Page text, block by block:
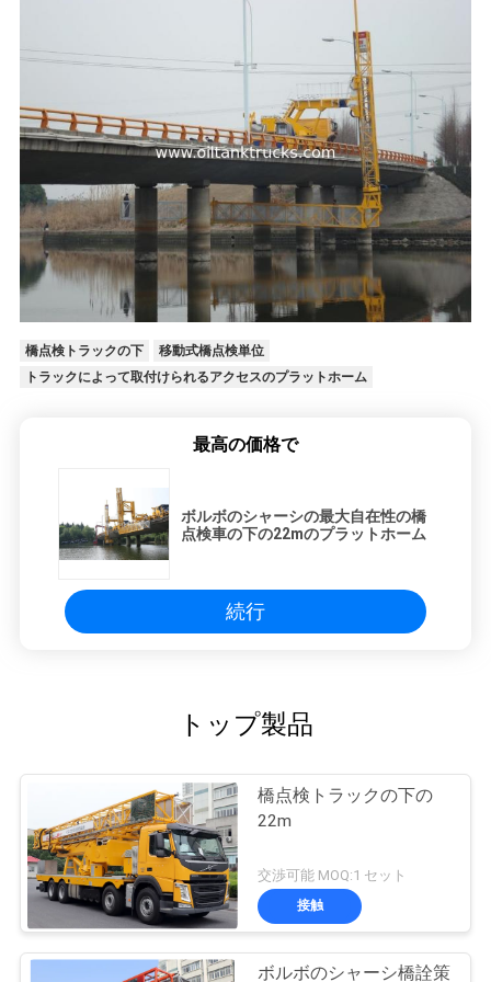
橋点検トラックの下
移動式橋点検単位
トラックによって取付けられるアクセスのプラットホーム
最高の価格で
ボルボのシャーシの最大自在性の橋
点検車の下の22mのプラットホーム
続行
トップ製品
橋点検トラックの下の
22m
交渉可能 MOQ:1 セット
接触
ボルボのシャーシ橋詮策